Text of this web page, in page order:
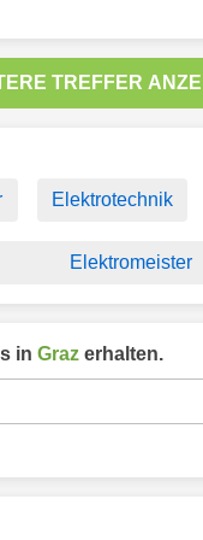
TREFFER
Elektrotechnik
Elektromeister
in Graz erhalten.